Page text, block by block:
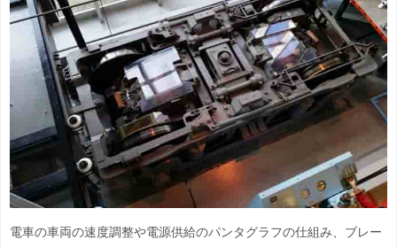
電車の車両の速度調整や電源供給のパンタグラフの仕組み、 ブレー